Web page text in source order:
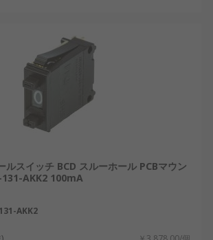
ルスイッチ BCD スルーホール PCBマウン
AKK2 100mA
AKK2